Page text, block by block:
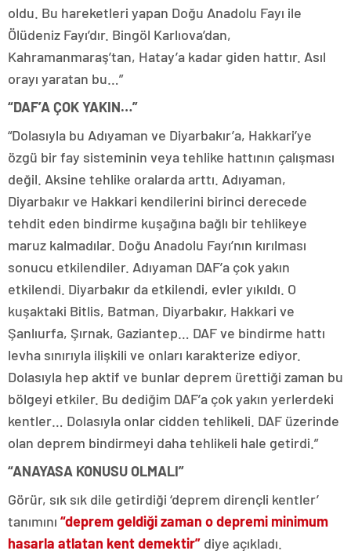
oldu. Bu hareketleri yapan Doğu Anadolu Fayı ile
Ölüdeniz Fayı’dır. Bingöl Karlıova’dan,
Kahramanmaraş’tan, Hatay’a kadar giden hattır. Asıl
orayı yaratan bu…”
“DAF’A ÇOK YAKIN…”
“Dolasıyla bu Adıyaman ve Diyarbakır’a, Hakkari’ye
özgü bir fay sisteminin veya tehlike hattının çalışması
değil. Aksine tehlike oralarda arttı. Adıyaman,
Diyarbakır ve Hakkari kendilerini birinci derecede
tehdit eden bindirme kuşağına bağlı bir tehlikeye
maruz kalmadılar. Doğu Anadolu Fayı’nın kırılması
sonucu etkilendiler. Adıyaman DAF’a çok yakın
etkilendi. Diyarbakır da etkilendi, evler yıkıldı. O
kuşaktaki Bitlis, Batman, Diyarbakır, Hakkari ve
Şanlıurfa, Şırnak, Gaziantep… DAF ve bindirme hattı
levha sınırıyla ilişkili ve onları karakterize ediyor.
Dolasıyla hep aktif ve bunlar deprem ürettiği zaman bu
bölgeyi etkiler. Bu dediğim DAF’a çok yakın yerlerdeki
kentler… Dolasıyla onlar cidden tehlikeli. DAF üzerinde
olan deprem bindirmeyi daha tehlikeli hale getirdi.”
“ANAYASA KONUSU OLMALI”
Görür, sık sık dile getirdiği ‘deprem dirençli kentler’
tanımını “deprem geldiği zaman o depremi minimum
hasarla atlatan kent demektir” diye açıkladı.